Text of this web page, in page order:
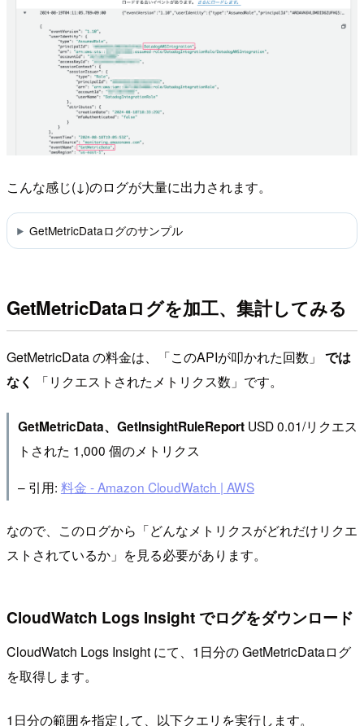
こんな感じ(↓)のログが大量に出力されます。
GetMetricDataログのサンプル
GetMetricDataログを加工、集計してみる
GetMetricData の料金は、「このAPIが叩かれた回数」 では
なく
「リクエストされたメトリクス数」です。
GetMetricData、GetInsightRuleReportUSD 0.01/リクエス
トされた 1,000 個のメトリクス
– 引用: 料金 - Amazon CloudWatch | AWS
なので、このログから「どんなメトリクスがどれだけリクエ
ストされているか」を見る必要があります。
CloudWatch Logs Insight でログをダウンロード
CloudWatch Logs Insight にて、1日分の GetMetricDataログ
を取得します。
1日分の範囲を指定して、以下クエリを実行します。